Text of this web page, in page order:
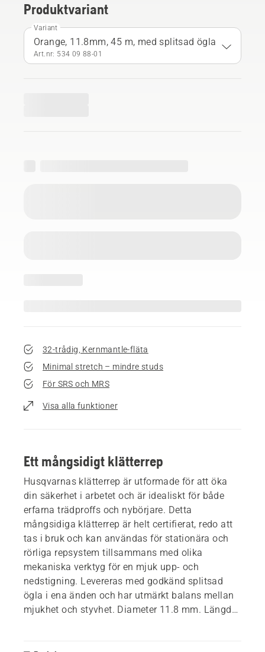
Produktvariant
Variant
Orange, 11.8mm, 45 m, med splitsad ögla
Art.nr: 534 09 88‑01
32-trådig, Kernmantle-fläta
Minimal stretch – mindre studs
För SRS och MRS
Visa alla funktioner
Ett mångsidigt klätterrep
Husqvarnas klätterrep är utformade för att öka
din säkerhet i arbetet och är idealiskt för både
erfarna trädproffs och nybörjare. Detta
mångsidiga klätterrep är helt certifierat, redo att
tas i bruk och kan användas för stationära och
rörliga repsystem tillsammans med olika
mekaniska verktyg för en mjuk upp- och
nedstigning. Levereras med godkänd splitsad
ögla i ena änden och har utmärkt balans mellan
mjukhet och styvhet. Diameter 11.8 mm. Längd